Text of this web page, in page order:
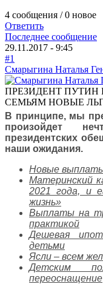
4 сообщения / 0 новое
Ответить
Последнее сообщение
29.11.2017 - 9:45
#1
Смарыгина Наталья
ПРЕЗИДЕНТ
СЕМЬЯМ НОВЫЕ
В принципе, мы
произойдет
президентских
наши ожидания.
Новые
Материнский
2021 года, и
жизнь»
Выплаты на
практикой
Дешевая
детьми
Ясли – всем
Детским
переоснащение